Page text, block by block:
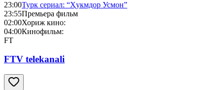
23:00Турк сериал: “Ҳукмдор Усмон”
23:55Премьера фильм
02:00Хориж кино:
04:00Кинофильм:
FT
FTV telekanali